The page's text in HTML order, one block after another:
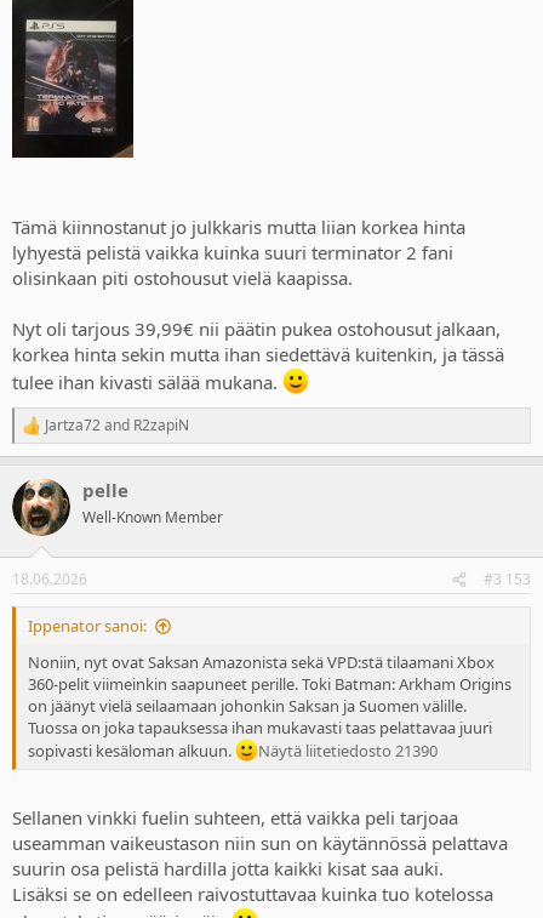
Tämä kiinnostanut jo julkkaris mutta liian korkea hinta
lyhyestä pelistä vaikka kuinka suuri terminator 2 fani
olisinkaan piti ostohousut vielä kaapissa.
Nyt oli tarjous 39,99€ nii päätin pukea ostohousut jalkaan,
korkea hinta sekin mutta ihan siedettävä kuitenkin, ja tässä
tulee ihan kivasti sälää mukana.
R
e
c
t
i
s
:
Jartza72and R2zapiN
pelle
Well-Known Member
18.06.2026 #3 153
Ippenator sanoi:
Noniin, nyt ovat Saksan Amazonista sekä VPD:stä tilaamani Xbox
360-pelit viimeinkin saapuneet perille. Toki Batman: Arkham Origins
on jäänyt vielä seilaamaan johonkin Saksan ja Suomen välille.
Tuossa on joka tapauksessa ihan mukavasti taas pelattavaa juuri
sopivasti kesäloman alkuun.
Näytä liitetiedosto 21390
Sellanen vinkki fuelin suhteen, että vaikka peli tarjoaa
useamman vaikeustason niin sun on käytännössä pelattava
suurin osa pelistä hardilla jotta kaikki kisat saa auki.
Lisäksi se on edelleen raivostuttavaa kuinka tuo kotelossa